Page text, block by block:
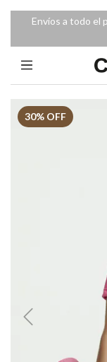
Envíos a todo el
30% OFF